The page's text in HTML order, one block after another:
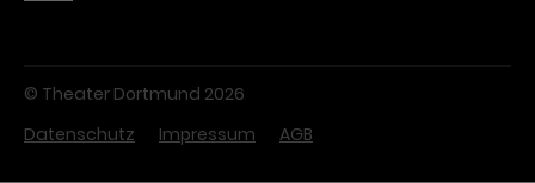
© Theater Dortmund 2026
Datenschutz
Impressum AGB